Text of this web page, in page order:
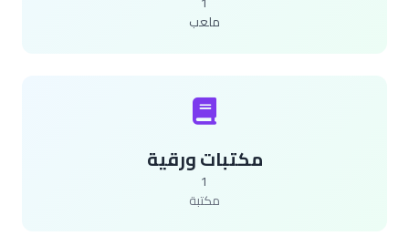
ملعب
مكتبات ورقية
مكتبة